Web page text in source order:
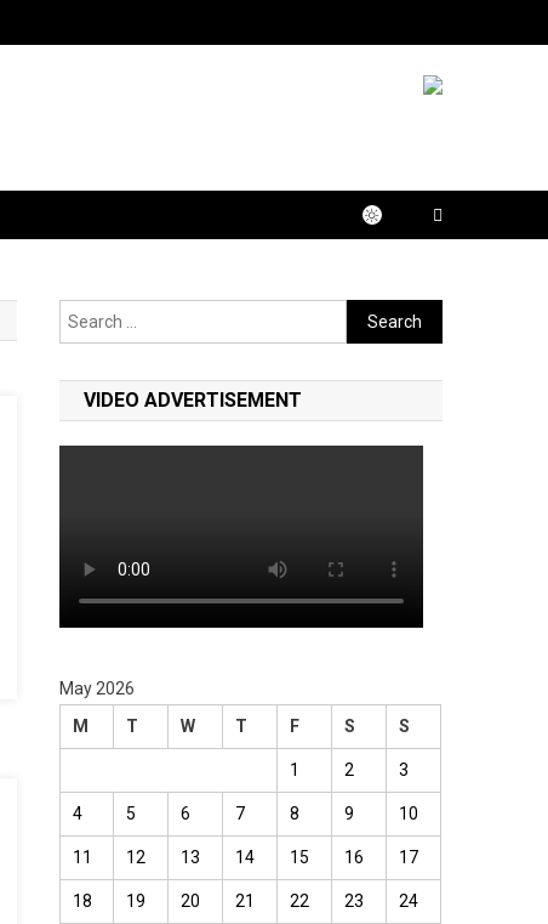
Search
for:
VIDEO ADVERTISEMENT
May 2026
M
T W T F S S
1 2 3
4 5 6 7 8 9 10
11 12 13 14 15 16 17
18 19 20 21 22 23 24